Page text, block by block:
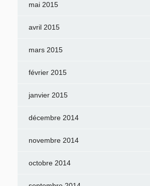
mai 2015
avril 2015
mars 2015
février 2015
janvier 2015
décembre 2014
novembre 2014
octobre 2014